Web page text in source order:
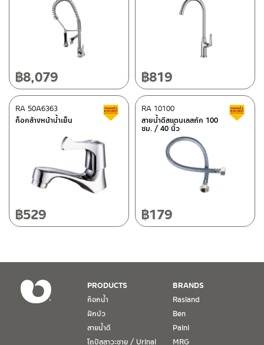
ศูนย์บริการและอะไหล่ กรุงเทพฯ
662/61-62 ถนน พระราม3 แขวงบางโพงพาง เขตยานนาวา กรุงเทพฯ
โทร: 02-358-0080 / 080-075-8668 / 091-545-0556
ศูนย์บริการและอะไหล่ เชียงใหม่
118/33 โครงการอรสิริน ม.8 ต.สันปูเลย อ.ดอยสะเก็ด เชียงใหม่
วันจันทร์ – วันศุกร์ เวลา 8:30-17:30 น.
วันเสาร์ เวลา 8:30-15:00 น.
1. การรับประกัน จะต้องมีหลักฐานการซื้อ หรือ ใบเสร็จ โดยทางบริษัทฯ
ขอตรวจสอบโดยนับวันซื้อขายเป็นสำคัญ ทางบริษัทฯ ไม่สามารถให้
เงื่อนไขการรับประกันสินค้าได้ หากไม่มีเอกสารดังกล่าว
ติดต่อพนักงานขาย / Contact Sales Staff
โทร: 02-285-5795
@charnpaiboon.sales
ติดต่อ ชาญไพบูลย์ / Contact Us
฿8,079 ฿819
ก็อกล้างหน้าน้ำเย็น
RA 50A6363 สินค้าลดราคา เคลียร์สต็อก
฿529
สายน้ำดีสแตนเลสถัก 100
ซม. / 40 นิ้ว
RA 10100
฿179
PRODUCTS
ก๊อกน้ำ
ฝักบัว
สายน้ำดี
โถปัสสาวะชาย / Urinal
BRANDS
Rasland
Ben
Paini
MRG